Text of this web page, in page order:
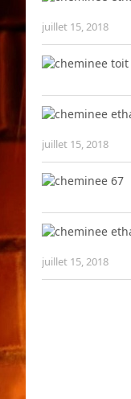
juillet 15, 2018
juillet 15, 2018
juillet 15, 2018